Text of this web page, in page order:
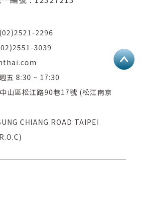
(02)2521-2296
3039
五 8:30 ~ 17:30
山區松江路90巷17號 (松江南京
CHIANG ROAD TAIPEI